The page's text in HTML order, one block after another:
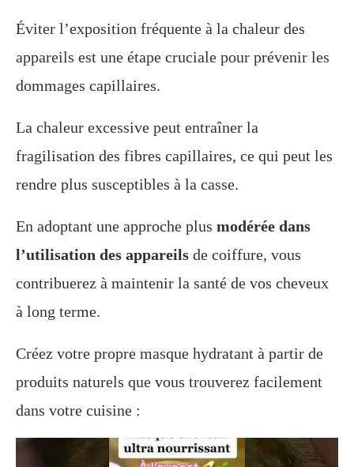
Éviter l’exposition fréquente à la chaleur des
appareils est une étape cruciale pour prévenir les
dommages capillaires.
La chaleur excessive peut entraîner la
fragilisation des fibres capillaires, ce qui peut les
rendre plus susceptibles à la casse.
En adoptant une approche plus modérée dans
l’utilisation des appareils de coiffure, vous
contribuerez à maintenir la santé de vos cheveux
à long terme.
Créez votre propre masque hydratant à partir de
produits naturels que vous trouverez facilement
dans votre cuisine :